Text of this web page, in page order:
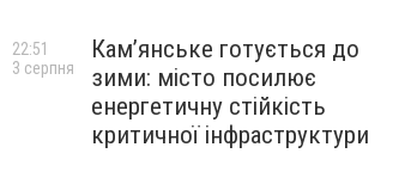
Кам’янське готується до
зими: місто посилює
енергетичну стійкість
критичної інфраструктури
22:51
3 серпня